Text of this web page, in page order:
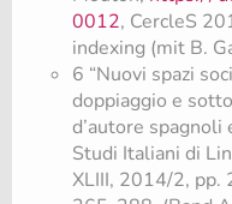
0012, CercleS
indexing (mit B.
6 “Nuovi spazi
doppiaggio e
d’autore spagnoli
Studi Italiani di
XLIII, 2014/2,